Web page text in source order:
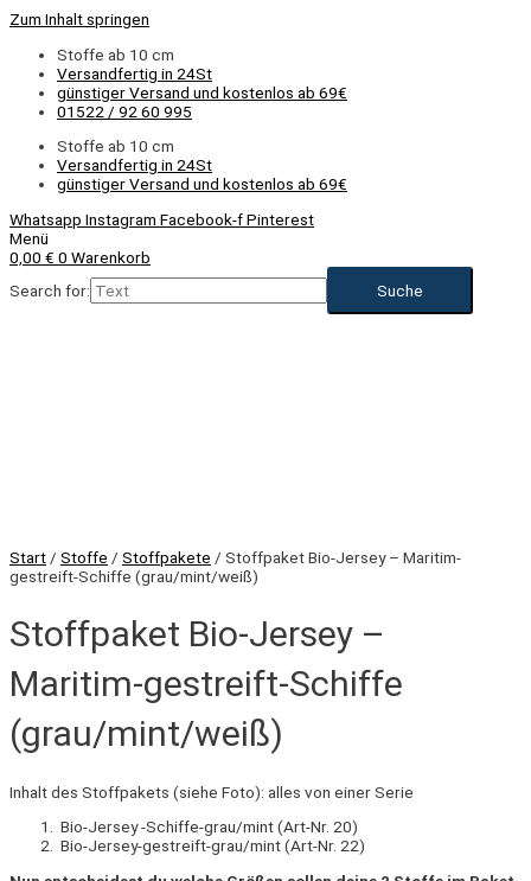
Zum Inhalt springen
Stoffe ab 10 cm
Versandfertig in 24St
günstiger Versand und kostenlos ab 69€
01522 / 92 60 995
Stoffe ab 10 cm
Versandfertig in 24St
günstiger Versand und kostenlos ab 69€
Whatsapp Instagram Facebook-fPinterest
Menü
0,00 € 0 Warenkorb
Search for:
Start / Stoffe / Stoffpakete / Stoffpaket Bio-Jersey – Maritim-
gestreift-Schiffe (grau/mint/weiß)
Stoffpaket Bio-Jersey –
Maritim-gestreift-Schiffe
(grau/mint/weiß)
Inhalt des Stoffpakets (siehe Foto): alles von einer Serie
Bio-Jersey -Schiffe-grau/mint (Art-Nr. 20)
Bio-Jersey-gestreift-grau/mint (Art-Nr. 22)